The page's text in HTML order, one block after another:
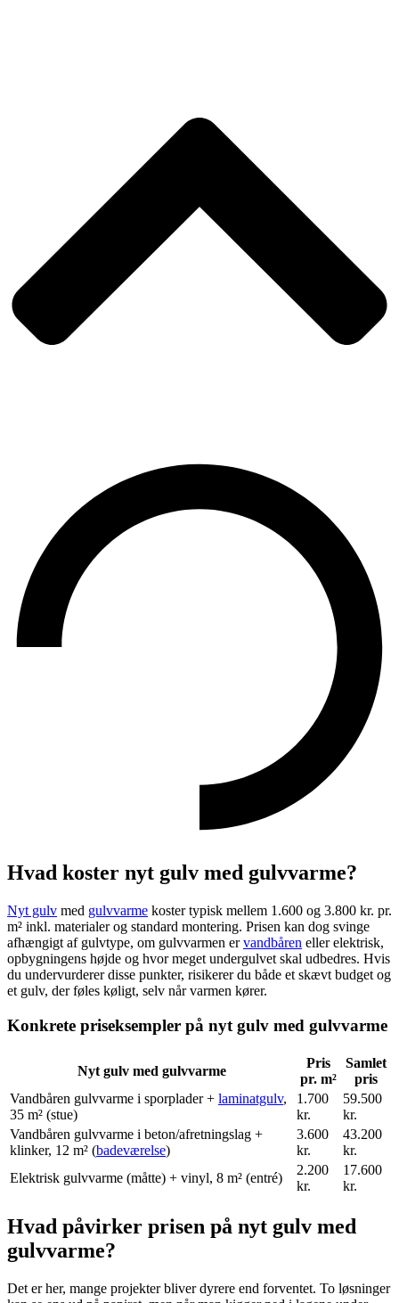
Hvad koster nyt gulv med gulvvarme?
Nyt gulv med gulvvarme koster typisk mellem 1.600 og 3.800 kr. pr.
m² inkl. materialer og standard montering. Prisen kan dog svinge
afhængigt af gulvtype, om gulvvarmen ervandbåren eller elektrisk,
opbygningens højde og hvor meget undergulvet skal udbedres. Hvis
du undervurderer disse punkter, risikerer du både et skævt budget og
et gulv, der føles køligt, selv når varmen kører.
Konkrete priseksempler på nyt gulv med gulvvarme
Nyt gulv med gulvvarme
Pris
pr. m²
Samlet
pris
Vandbåren gulvvarme i sporplader + laminatgulv,
35 m² (stue)
1.700
kr.
59.500
kr.
Vandbåren gulvvarme i beton/afretningslag +
klinker, 12 m² (badeværelse)
3.600
kr.
43.200
kr.
Elektrisk gulvvarme (måtte) + vinyl, 8 m² (entré)
2.200
kr.
17.600
kr.
Hvad påvirker prisen på nyt gulv med
gulvvarme?
Det er her, mange projekter bliver dyrere end forventet. To løsninger